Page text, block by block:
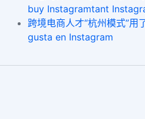
buy Instagramtant
跨境电商人才“杭州模式”
gusta en Instagram